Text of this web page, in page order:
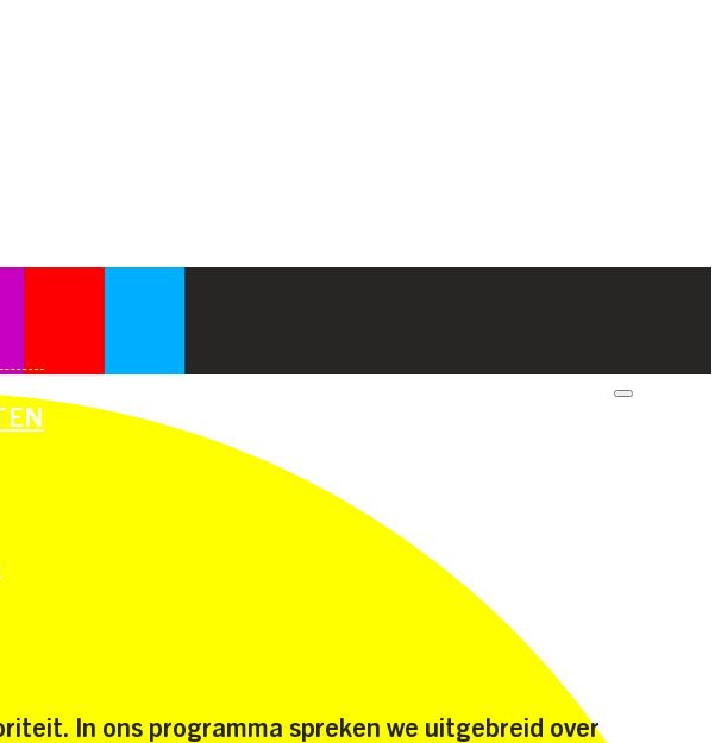
In ons programma spreken we uitgebreid over